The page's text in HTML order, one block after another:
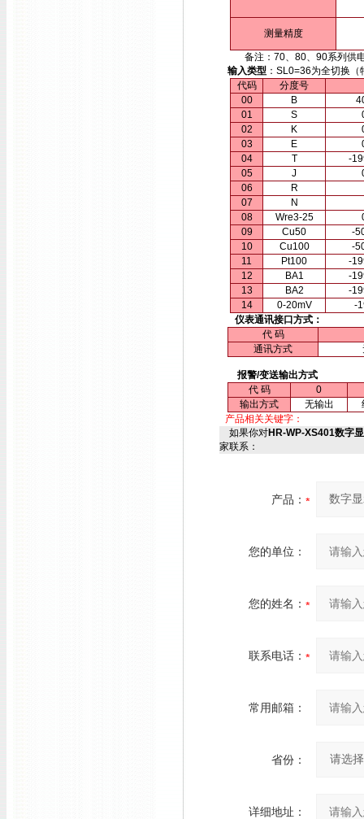
测量精度
备注：70、80、90系列供电
输入类型：SL0=36为全切换（
代码
分度号
00
B
01
S
02
K
03
E
04
T
-
05
J
06
R
07
N
08
Wre3-25
09
Cu50
-
10
Cu100
-
11
Pt100
-
12
BA1
-
13
BA2
-
14
0-20mV
-
仪表通讯接口方式：
代 码
通讯方式
报警/变送输出方式
代 码
0
输出方式
无输出
产品相关关键字：
如果你对HR-WP-XS401数字
家联系：
产品：
您的单位：
您的姓名：
联系电话：
常用邮箱：
省份：
详细地址：